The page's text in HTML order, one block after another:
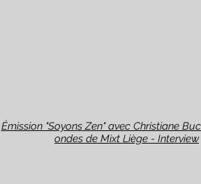
Émission "Soyons Zen" avec Christiane
ondes de Mixt Liège - Interview